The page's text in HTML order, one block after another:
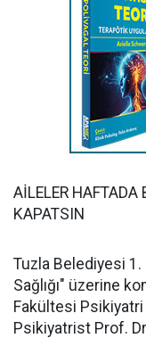
AİLELER HAFTADA
KAPATSIN
Tuzla Belediyesi 1.
Sağlığı" üzerine
Fakültesi Psikiyatri
Psikiyatrist Prof.